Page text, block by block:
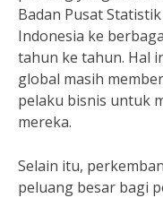
Badan Pusat
Indonesia ke
tahun ke tahun. Hal
global masih
pelaku bisnis untuk
mereka.
Selain itu,
peluang besar bagi